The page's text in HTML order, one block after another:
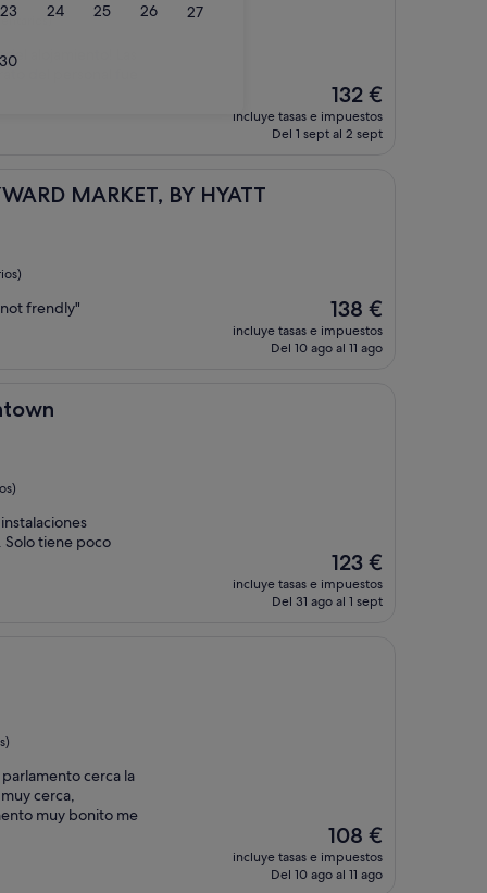
23 24 25 26 27
30 alojamiento! Las
del personal fue
El
precio
actual
132 €
incluye tasas e impuestos
Del 1 sept al 2 sept
MARKET, BY HYATT
BY HYATT
frendly"
El
precio
actual
138 €
incluye tasas e impuestos
Del 10 ago al 11 ago
Solo tiene poco
El
precio
actual
123 €
incluye tasas e impuestos
Del 31 ago al 1 sept
cerca la
cerca,
muy bonito me
El
precio
actual
108 €
incluye tasas e impuestos
Del 10 ago al 11 ago